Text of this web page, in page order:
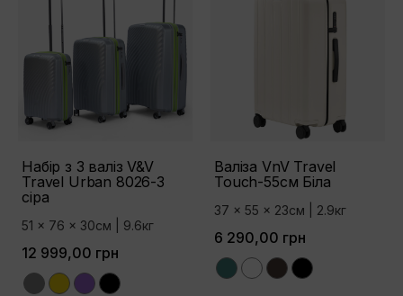
Набір з 3 валіз V&V
Travel Urban 8026-3
сіра
51 x 76 x 30см | 9.6кг
12 999,00 грн
GreyYellowPurpleBlack
Валіза VnV Travel
Touch-55см Біла
37 x 55 x 23см | 2.9кг
6 290,00 грн
GreenWhiteBrownBlack